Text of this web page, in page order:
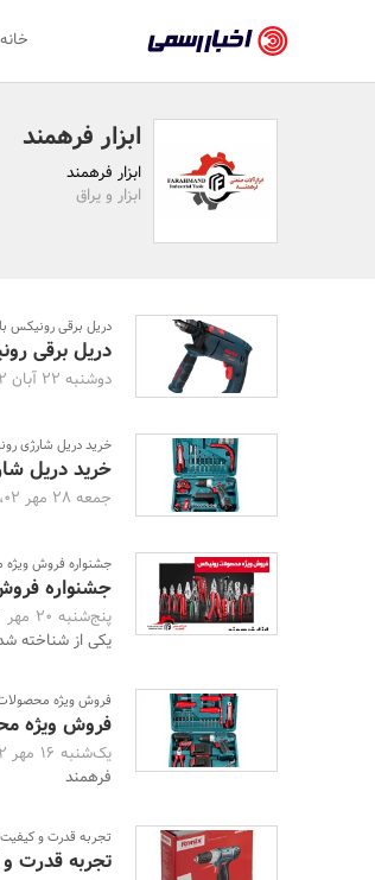
رسمی
-
اخبار
تایید
سازمان‌ها
روابط
عمومی‌ها
خانه
ابزار فرهمند
ابزار فرهمند
ابزار و یراق
دریل برقی رونیکس
دریل برقی
دوشنبه 22 آبان 02، 17:18 -
خرید دریل شارژی
خرید دریل
جمعه 28 مهر 02، 22:17 -
جشنواره فروش
جشنواره
پنج‌شنبه 20 مهر 02، 20:23 -
یکی از شناخته
فروش ویژه
فروش ویژه
یک‌شنبه 16 مهر 02، 00:44 -
فرهمند
تجربه قدرت و کیفیت
تجربه قدرت و